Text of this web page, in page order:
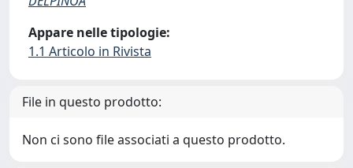
Appare nelle tipologie:
1.1 Articolo in Rivista
File in questo prodotto:
Non ci sono file associati a questo prodotto.